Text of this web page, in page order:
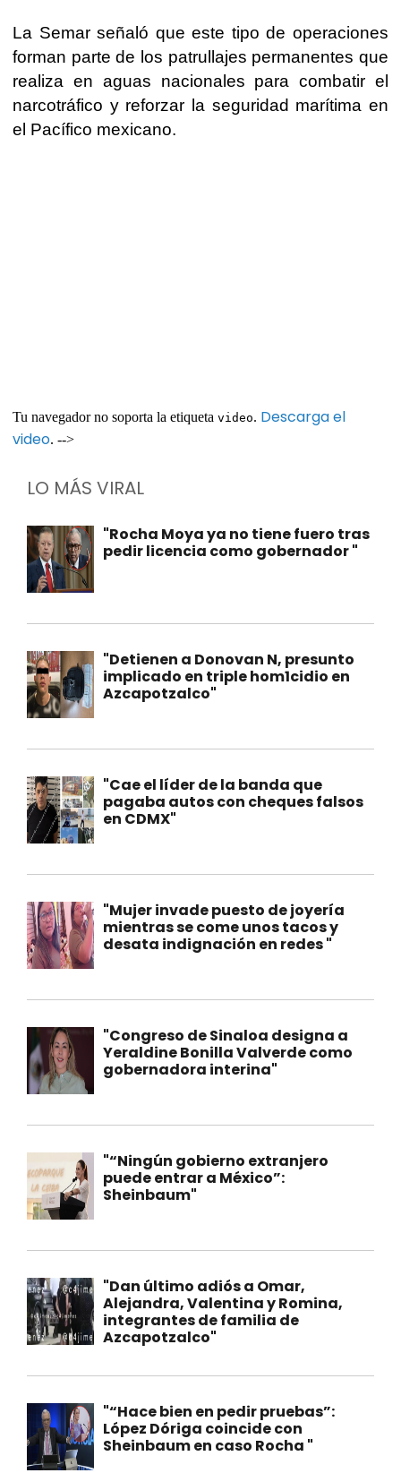
La Semar señaló que este tipo de operaciones
forman parte de los patrullajes permanentes que
realiza en aguas nacionales para combatir el
narcotráfico y reforzar la seguridad marítima en
el Pacífico mexicano.
Tu navegador no soporta la etiqueta video. Descarga el
video. -->
LO MÁS VIRAL
"Rocha Moya ya no tiene fuero tras
pedir licencia como gobernador "
"Detienen a Donovan N, presunto
implicado en triple hom1cidio en
Azcapotzalco"
"Cae el líder de la banda que
pagaba autos con cheques falsos
en CDMX"
"Mujer invade puesto de joyería
mientras se come unos tacos y
desata indignación en redes "
"Congreso de Sinaloa designa a
Yeraldine Bonilla Valverde como
gobernadora interina"
"“Ningún gobierno extranjero
puede entrar a México”:
Sheinbaum"
"Dan último adiós a Omar,
Alejandra, Valentina y Romina,
integrantes de familia de
Azcapotzalco"
"“Hace bien en pedir pruebas”:
López Dóriga coincide con
Sheinbaum en caso Rocha "